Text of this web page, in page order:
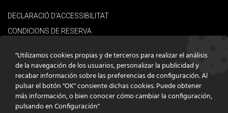
DECLARACIÓ D’ACCESSIBILITAT
CONDICIONS DE RESERVA
POLÍTICA DE COOKIES
CONTACTE
"Utilizamos cookies propias y de terceros para realizar el análisis
de la navegación de los usuarios, personalizar la publicidad y
recabar información sobre las preferencias de configuración. Al
pulsar el botón "OK" consiente dichas cookies. Puede obtener
más información, o bien conocer cómo cambiar la configuración,
pulsando en Configuración"